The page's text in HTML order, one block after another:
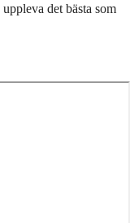
det bästa som